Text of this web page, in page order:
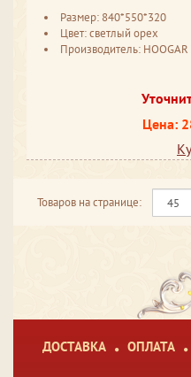
Размер: 840*550*320
Цвет: светлый орех
Производитель: HOOGAR
Цена:
Товаров на странице:
ДОСТАВКА ОПЛАТА